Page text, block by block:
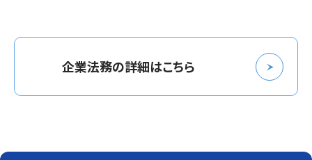
企業法務の詳細はこちら